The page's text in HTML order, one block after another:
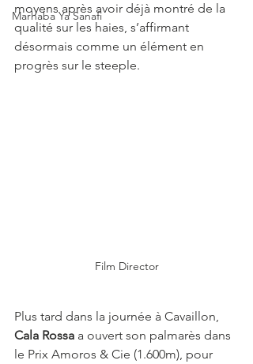
Marhaba Ya Sanafi
moyens après avoir déjà montré de la
qualité sur les haies, s’affirmant
désormais comme un élément en
progrès sur le steeple.
Film Director
Plus tard dans la journée à Cavaillon,
Cala Rossa a ouvert son palmarès dans
le Prix Amoros & Cie (1.600m), pour